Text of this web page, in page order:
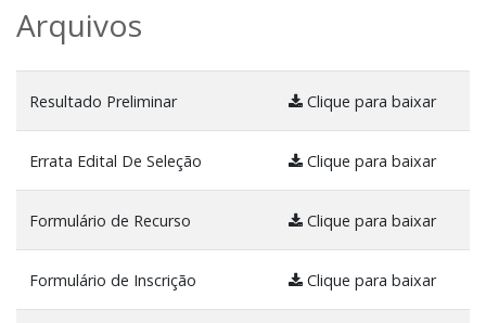
Arquivos
Resultado Preliminar Clique para baixar
Errata Edital De Seleção Clique para baixar
Formulário de Recurso Clique para baixar
Formulário de Inscrição Clique para baixar